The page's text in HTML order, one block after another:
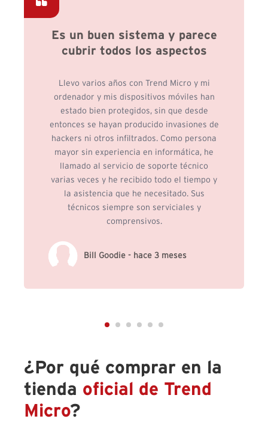
Es un buen sistema y parece
cubrir todos los aspectos
Llevo varios años con Trend Micro y mi
ordenador y mis dispositivos móviles han
estado bien protegidos, sin que desde
entonces se hayan producido invasiones de
hackers ni otros infiltrados. Como persona
mayor sin experiencia en informática, he
llamado al servicio de soporte técnico
varias veces y he recibido todo el tiempo y
la asistencia que he necesitado. Sus
técnicos siempre son serviciales y
comprensivos.
Bill Goodie - hace 3 meses
¿Por qué comprar en la
tienda oficial de Trend
Micro?